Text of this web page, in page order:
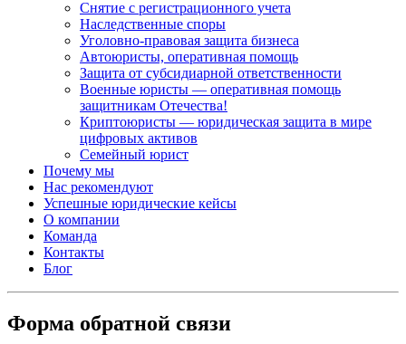
Снятие с регистрационного учета
Наследственные споры
Уголовно-правовая защита бизнеса
Автоюристы, оперативная помощь
Защита от субсидиарной ответственности
Военные юристы — оперативная помощь
защитникам Отечества!
Криптоюристы — юридическая защита в мире
цифровых активов
Семейный юрист
Почему мы
Нас рекомендуют
Успешные юридические кейсы
О компании
Команда
Контакты
Блог
Форма обратной связи